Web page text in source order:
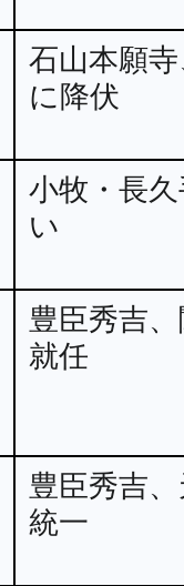
石山本願
に降伏
小牧・長
い
豊臣秀吉
就任
豊臣秀吉
統一